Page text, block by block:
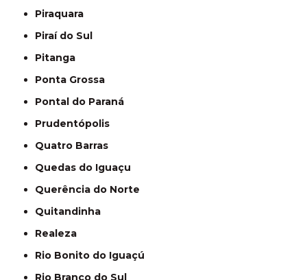
Piraquara
Piraí do Sul
Pitanga
Ponta Grossa
Pontal do Paraná
Prudentópolis
Quatro Barras
Quedas do Iguaçu
Querência do Norte
Quitandinha
Realeza
Rio Bonito do Iguaçú
Rio Branco do Sul